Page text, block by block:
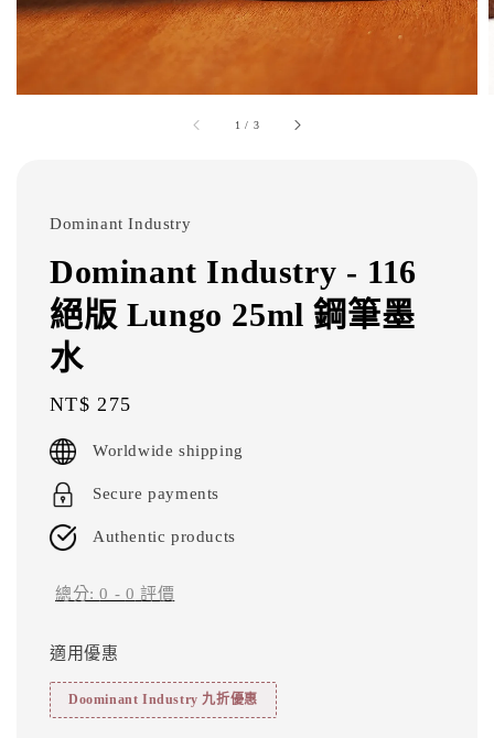
1 / 3
Dominant Industry
Dominant Industry - 116
絕版 Lungo 25ml 鋼筆墨
水
Regular
price
NT$ 275
Worldwide shipping
Secure payments
Authentic products
總分:0 - 0 評價
適用優惠
Doominant Industry 九折優惠